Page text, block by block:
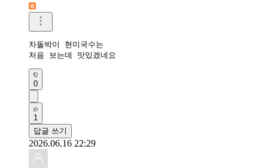
차돌박이 현미국수는
처음 보는데 맛있겠네요
0
1
답글 쓰기
2026.06.16 22:29